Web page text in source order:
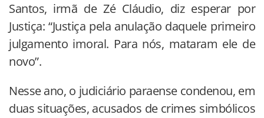
Santos, irmã de Zé Cláudio, diz esperar por
Justiça: “Justiça pela anulação daquele primeiro
julgamento imoral. Para nós, mataram ele de
novo”.
Nesse ano, o judiciário paraense condenou, em
duas situações, acusados de crimes simbólicos